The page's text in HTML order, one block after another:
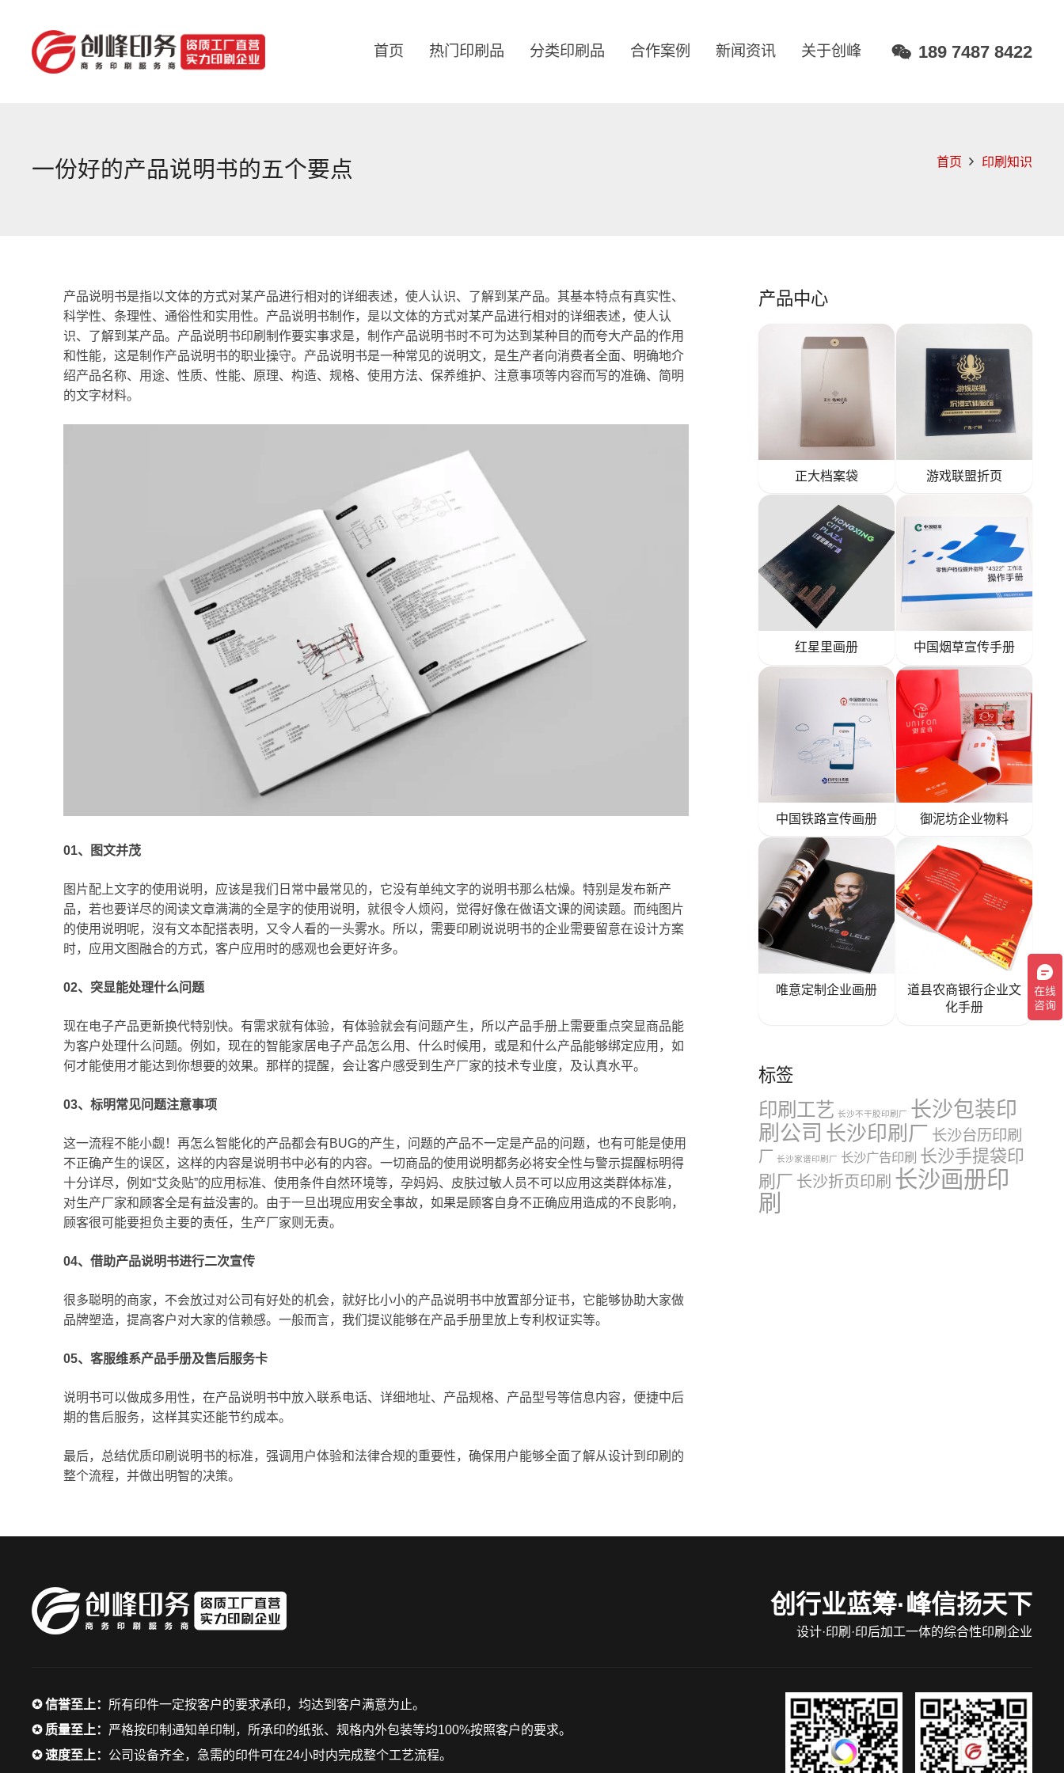
首页 热门印刷品 分类印刷品 合作案例 新闻资讯 关于创峰 189 7487 8422
一份好的产品说明书的五个要点 首页 印刷知识
产品说明书是指以文体的方式对某产品进行相对的详细表述，使人认识、了解到某产品。其基本特点有真实性、
科学性、条理性、通俗性和实用性。产品说明书制作，是以文体的方式对某产品进行相对的详细表述，使人认
识、了解到某产品。产品说明书印刷制作要实事求是，制作产品说明书时不可为达到某种目的而夸大产品的作用
和性能，这是制作产品说明书的职业操守。产品说明书是一种常见的说明文，是生产者向消费者全面、明确地介
绍产品名称、用途、性质、性能、原理、构造、规格、使用方法、保养维护、注意事项等内容而写的准确、简明
的文字材料。
01、图文并茂
图片配上文字的使用说明，应该是我们日常中最常见的，它没有单纯文字的说明书那么枯燥。特别是发布新产
品，若也要详尽的阅读文章满满的全是字的使用说明，就很令人烦闷，觉得好像在做语文课的阅读题。而纯图片
的使用说明呢，沒有文本配搭表明，又令人看的一头雾水。所以，需要印刷说说明书的企业需要留意在设计方案
时，应用文图融合的方式，客户应用时的感观也会更好许多。
02、突显能处理什么问题
现在电子产品更新换代特别快。有需求就有体验，有体验就会有问题产生，所以产品手册上需要重点突显商品能
为客户处理什么问题。例如，现在的智能家居电子产品怎么用、什么时候用，或是和什么产品能够绑定应用，如
何才能使用才能达到你想要的效果。那样的提醒，会让客户感受到生产厂家的技术专业度，及认真水平。
03、标明常见问题注意事项
这一流程不能小觑！再怎么智能化的产品都会有BUG的产生，问题的产品不一定是产品的问题，也有可能是使用
不正确产生的误区，这样的内容是说明书中必有的内容。一切商品的使用说明都务必将安全性与警示提醒标明得
十分详尽，例如“艾灸贴”的应用标准、使用条件自然环境等，孕妈妈、皮肤过敏人员不可以应用这类群体标准，
对生产厂家和顾客全是有益没害的。由于一旦出現应用安全事故，如果是顾客自身不正确应用造成的不良影响，
顾客很可能要担负主要的责任，生产厂家则无责。
04、借助产品说明书进行二次宣传
很多聪明的商家，不会放过对公司有好处的机会，就好比小小的产品说明书中放置部分证书，它能够协助大家做
品牌塑造，提高客户对大家的信赖感。一般而言，我们提议能够在产品手册里放上专利权证实等。
05、客服维系产品手册及售后服务卡
说明书可以做成多用性，在产品说明书中放入联系电话、详细地址、产品规格、产品型号等信息内容，便捷中后
期的售后服务，这样其实还能节约成本。
最后，总结优质印刷说明书的标准，强调用户体验和法律合规的重要性，确保用户能够全面了解从设计到印刷的
整个流程，并做出明智的决策。
产品中心
正大档案袋 游戏联盟折页
红星里画册 中国烟草宣传手册
中国铁路宣传画册 御泥坊企业物料
唯意定制企业画册
道县农商银行企业文
化手册
标签
印刷工艺 长沙不干胶印刷厂 长沙包装印
刷公司 长沙印刷厂 长沙台历印刷
厂 长沙家谱印刷厂 长沙广告印刷 长沙手提袋印
刷厂 长沙折页印刷 长沙画册印
刷
创行业蓝筹·峰信扬天下
设计·印刷·印后加工一体的综合性印刷企业
✪ 信誉至上： 所有印件一定按客户的要求承印，均达到客户满意为止。
✪ 质量至上： 严格按印制通知单印制，所承印的纸张、规格内外包装等均100%按照客户的要求。
✪ 速度至上： 公司设备齐全，急需的印件可在24小时内完成整个工艺流程。